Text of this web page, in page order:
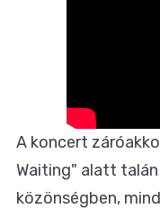
A koncert
Waiting" alatt
közönségben,